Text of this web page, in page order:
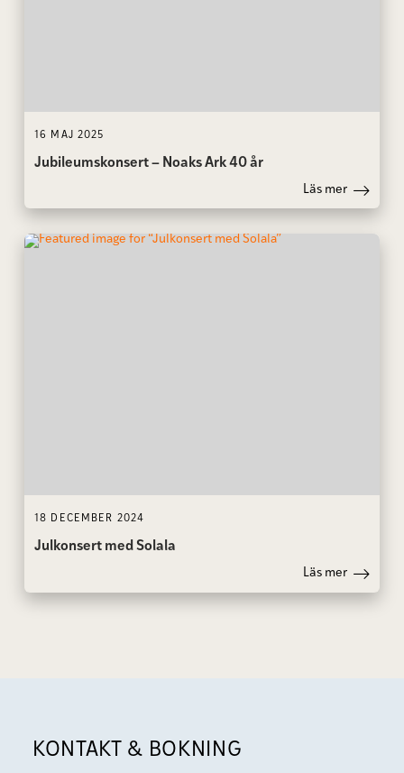
16 MAJ 2025
Jubileumskonsert – Noaks Ark 40 år
Läs mer
18 DECEMBER 2024
Julkonsert med Solala
Läs mer
KONTAKT & BOKNING